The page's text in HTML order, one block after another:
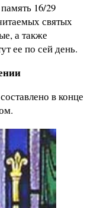
16/29
святых
а также
ее по сей день.
в конце